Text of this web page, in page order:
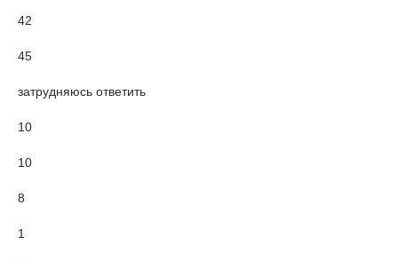
42
45
затрудняюсь ответить
10
10
8
1